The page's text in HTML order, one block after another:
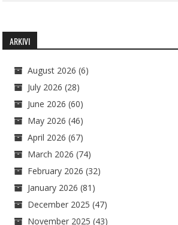
ARKIVI
August 2026 (6)
July 2026 (28)
June 2026 (60)
May 2026 (46)
April 2026 (67)
March 2026 (74)
February 2026 (32)
January 2026 (81)
December 2025 (47)
November 2025 (43)